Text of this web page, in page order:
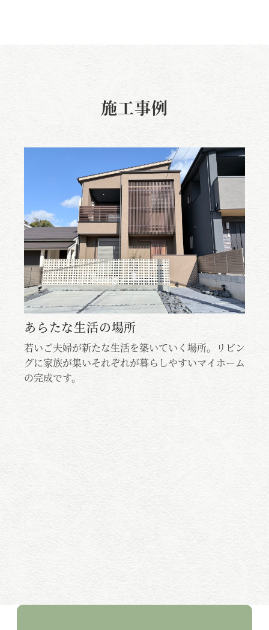
施工事例
あらたな生活の場所
若いご夫婦が新たな生活を築いていく場所。リビン
グに家族が集いそれぞれが暮らしやすいマイホーム
の完成です。